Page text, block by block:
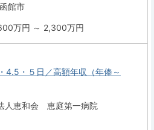
館市
万円 ～ 2,300万円
4.5・５日／高額年収（年俸～
人恵和会 恵庭第一病院